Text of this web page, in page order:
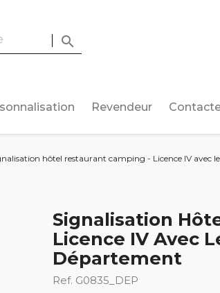

Revendeur
hôtel restaurant camping - Licence IV avec
Signalisation
Licence IV Avec
Département
Ref. G0835_DEP